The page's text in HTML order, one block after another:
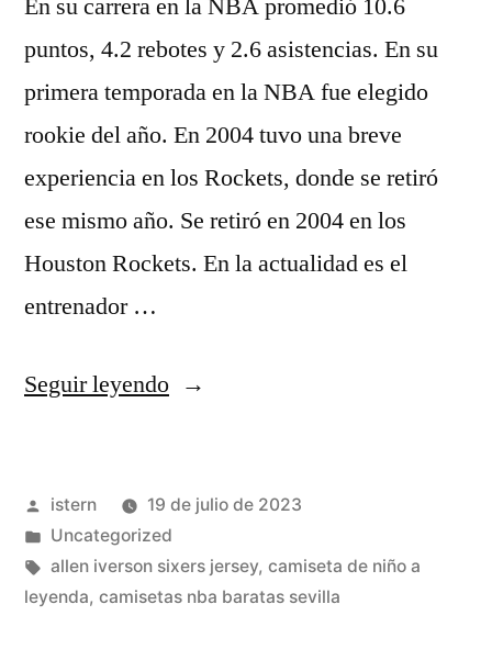
En su carrera en la NBA promedió 10.6
puntos, 4.2 rebotes y 2.6 asistencias. En su
primera temporada en la NBA fue elegido
rookie del año. En 2004 tuvo una breve
experiencia en los Rockets, donde se retiró
ese mismo año. Se retiró en 2004 en los
Houston Rockets. En la actualidad es el
entrenador …
Seguir leyendo«Jeanie
Propietaria
De
los
Publicado
por
istern
19 de julio de 2023
Publicado
en
Uncategorized
Etiquetas:
allen iverson sixers jersey, camiseta de niño a
leyenda, camisetas nba baratas sevilla